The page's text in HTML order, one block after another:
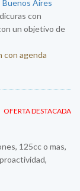
Buenos Aires
con
un objetivo de
con agenda
OFERTA DESTACADA
125cc o mas,